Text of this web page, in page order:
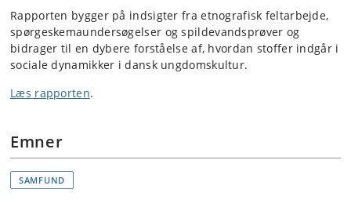
Rapporten bygger på indsigter fra etnografisk feltarbejde,
spørgeskemaundersøgelser og spildevandsprøver og
bidrager til en dybere forståelse af, hvordan stoffer indgår i
sociale dynamikker i dansk ungdomskultur.
Læs rapporten.
Emner
SAMFUND